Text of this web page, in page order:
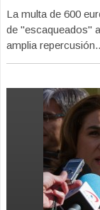
La multa de 600
de "escaqueados"
amplia